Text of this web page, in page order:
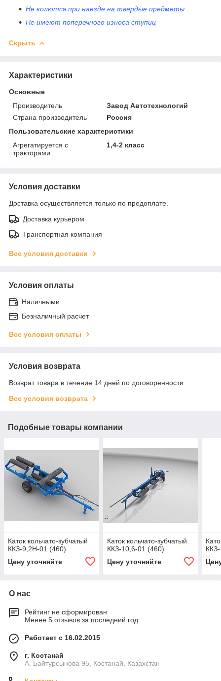
Не колются при наезде на твердые предметы
Не имеют поперечного износа ступиц
Скрыть
Характеристики
Основные
Производитель
Завод Автотехнологий
Страна производитель
Россия
Пользовательские характеристики
Агрегатируется с
тракторами
1,4-2 класс
Условия доставки
Доставка осуществляется только по предоплате.
Доставка курьером
Транспортная компания
Все условия доставки
Условия оплаты
Наличными
Безналичный расчет
Все условия оплаты
Условия возврата
Возврат товара в течение 14 дней по договоренности
Все условия возврата
Подобные товары компании
Каток кольчато-зубчатый
ККЗ-9,2Н-01 (460)
Цену уточняйте
Каток кольчато-зубчатый
ККЗ-10,6-01 (460)
Цену уточняйте
О нас
Рейтинг не сформирован
Менее 5 отзывов за последний год
Работает с 16.02.2015
г. Костанай
А. Байтурсынова 95, Костанай, Казахстан